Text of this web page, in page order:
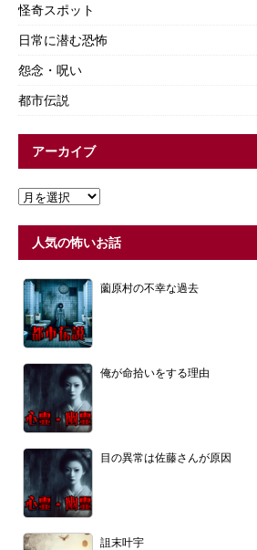
怪奇スポット
日常に潜む恐怖
怨念・呪い
都市伝説
アーカイブ
人気の怖いお話
薗原村の不幸な過去
俺が命拾いをする理由
目の異常は佐藤さんが原因
詛末叶宇